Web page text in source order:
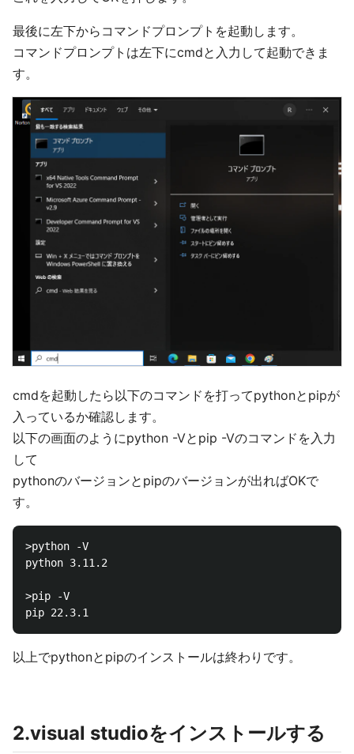
最後に左下からコマンドプロンプトを起動します。
コマンドプロンプトは左下にcmdと入力して起動できま
す。
cmdを起動したら以下のコマンドを打ってpythonとpipが
入っているか確認します。
以下の画面のようにpython -Vとpip -Vのコマンドを入力
して
pythonのバージョンとpipのバージョンが出ればOKで
す。
>python -V
python 3.11.2
>pip -V
以上でpythonとpipのインストールは終わりです。
2.visual studioをインストールする